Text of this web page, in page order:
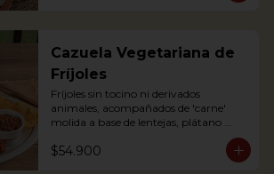
sausage, corn and potato chips, served
with pork cracklings, sweet plantains,
rice, arepa and avocado.
Cazuela Vegetariana de
Fríjoles
Fríjoles sin tocino ni derivados
animales, acompañados de 'carne'
molida a base de lentejas, plátano
maduro, 'chorizo' campesino a base
de soya, arroz, tajaditas de papa,
arepita, maíz y aguacate. Apta para
$54.900